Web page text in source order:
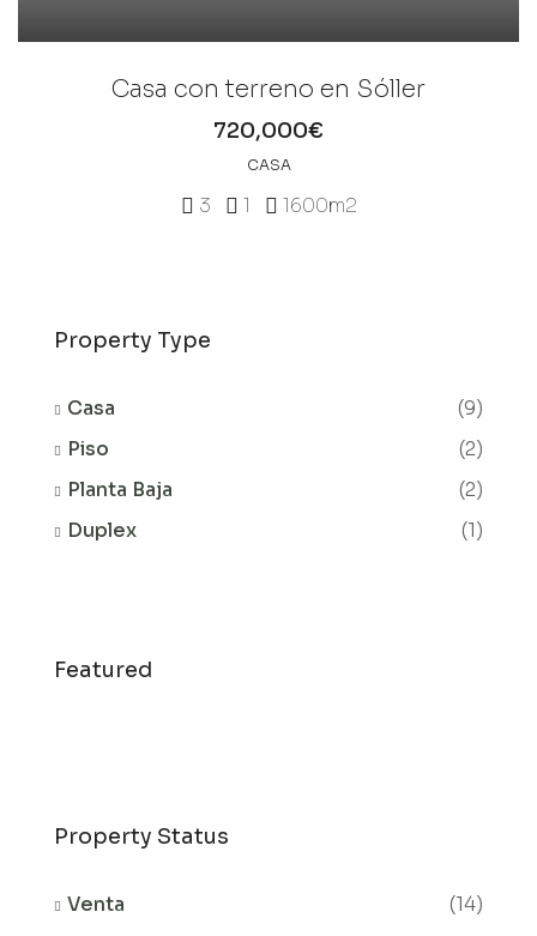
Casa con terreno en Sóller
720,000€
CASA
3 1 1600m2
Property Type
Casa
(9)
Piso
(2)
Planta Baja
(2)
Duplex
(1)
Featured
Property Status
Venta (14)